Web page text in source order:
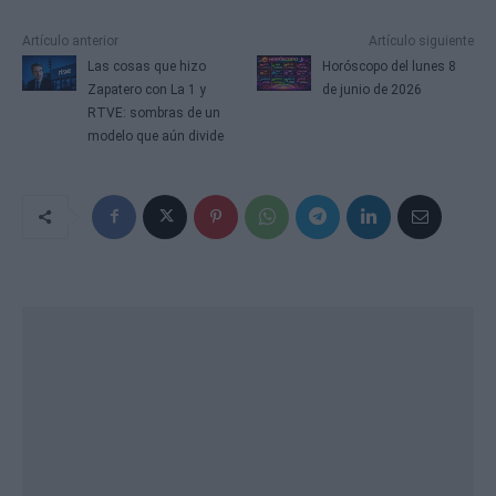
Artículo anterior
Las cosas que hizo
Zapatero con La 1 y
RTVE: sombras de un
modelo que aún divide
Artículo siguiente
Horóscopo del lunes 8
de junio de 2026